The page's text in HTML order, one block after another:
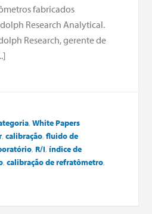
fabricados
Research Analytical.
Research, gerente de
,White Papers
,calibração,fluido de
, R/I,índice de
,calibração de refratômetro,